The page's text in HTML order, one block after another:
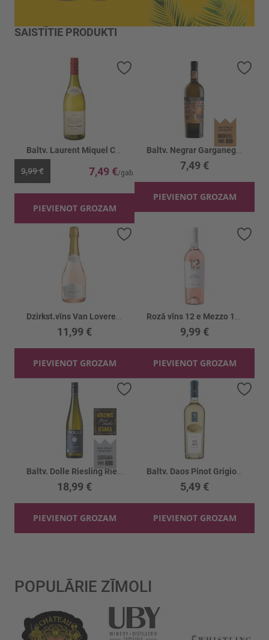
SAISTĪTIE PRODUKTI
9,99 € 7,49 €
PIEVIENOT GROZAM
Pievienot vēlmju sarakstam
7,49 €
PIEVIENOT GROZAM
11,99 €
PIEVIENOT GROZAM
9,99 €
PIEVIENOT GROZAM
18,99 €
PIEVIENOT GROZAM
Pievienot vēlmju sarakstam
5,49 €
PIEVIENOT GROZAM
POPULĀRIE ZĪMOLI